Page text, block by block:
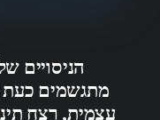
הניסויים
מתגשמים
עצמית, רצח